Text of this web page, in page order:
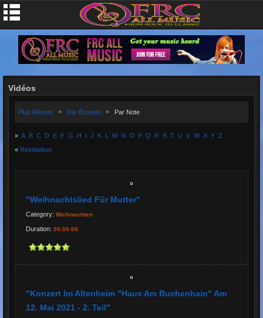
Vidéos
Plus Récent Par Écoutes Par Note
» A B C D E F G H J K M N O P Q R S T U V W X Y Z
« Réinitialiser
"Weihnachtslied Für Mutter"
Category: Weihnachten
Duration: 00:00:00
"Konzert Im Altenheim "Haus Am Buchenhain" Am
12. Mai 2021 - 2. Teil"